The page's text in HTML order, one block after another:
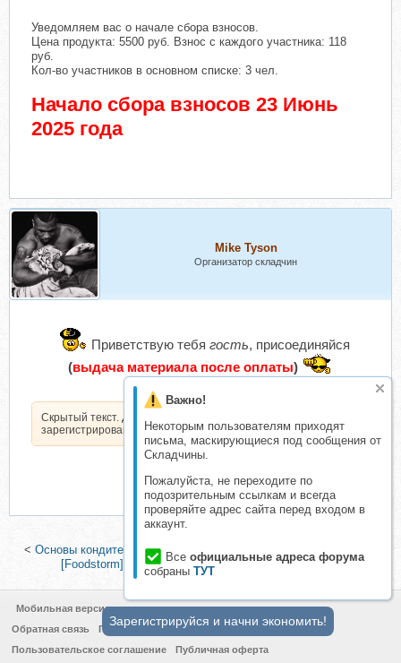
Важно!
Некоторым пользователям приходят
письма, маскирующиеся под сообщения от
Складчины.
Пожалуйста, не переходите по
подозрительным ссылкам и всегда
проверяйте адрес сайта перед входом в
аккаунт.
Все официальные адреса форума
собраны ТУТ
Уведомляем вас о начале сбора взносов.
Цена продукта: 5500 руб. Взнос с каждого участника: 118
руб.
Кол-во участников в основном списке: 3 чел.
Начало сбора взносов 23 Июнь
2025 года
Mike Tyson
Организатор складчин
Приветствую тебя гость, присоединяйся
(выдача материала после оплаты)
Скрытый текст. Доступен только
зарегистрированным пользователям.
< Основы кондитерского мастерства. Поток 39 (Олеся Шубина)
[Foodstorm] Марафон Завтраков (Антон Романов)>
Мобильная версия
Обратная связь
Политика конфиденциальности
Пользовательское соглашение
Публичная оферта
Зарегистрируйся и начни экономить!